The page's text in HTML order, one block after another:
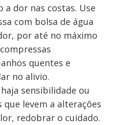
a dor nas costas. Use
com bolsa de água
por até no máximo
quentes e
no alivio.
sensibilidade ou
levem a alterações
redobrar o cuidado.